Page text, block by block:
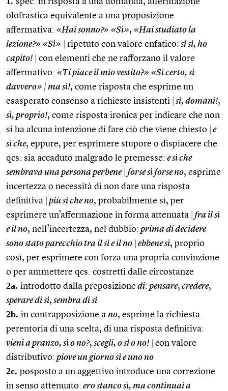
olofrastica equivalente a una proposizione
affermativa: «Hai sonno?» «Sì», «Hai studiato la
lezione?» «Sì»
ripetuto con valore enfatico: sì sì, ho
capito!
con elementi che ne rafforzano il valore
affermativo: «Ti piace il mio vestito?» «Sì certo, sì
davvero» |ma sì!, come risposta che esprime un
esasperato consenso a richieste insistenti
sì, domani!,
sì, proprio!, come risposta ironica per indicare che non
si ha alcuna intenzione di fare ciò che viene chiesto
e
sì che, eppure, per esprimere stupore o dispiacere che
qcs. sia accaduto malgrado le premesse: e sì che
sembrava una persona perbene
forse sì forse no, esprime
incertezza o necessità di non dare una risposta
definitiva
più sì che no, probabilmente sì, per
esprimere un’affermazione in forma attenuata
fra il sì
e il no, nell’incertezza, nel dubbio: prima di decidere
sono stato parecchio tra il sì e il no
ebbene sì, proprio
così, per esprimere con forza una propria convinzione
o per ammettere qcs. costretti dalle circostanze
2a. introdotto dalla preposizione di: pensare, credere,
sperare di sì, sembra di sì
2b. in contrapposizione a no, esprime la richiesta
perentoria di una scelta, di una risposta definitiva:
vieni a pranzo, sì o no?, scegli, o sì o no!
con valore
distributivo: piove un giorno sì e uno no
2c. posposto a un aggettivo introduce una correzione
in senso attenuato: ero stanco sì, ma continuai a